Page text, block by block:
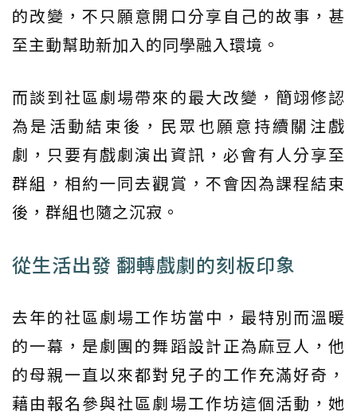
的改變，不只願意開口分享自己的故事，甚
至主動幫助新加入的同學融入環境。
而談到社區劇場帶來的最大改變，簡翊修認
為是活動結束後，民眾也願意持續關注戲
劇，只要有戲劇演出資訊，必會有人分享至
群組，相約一同去觀賞，不會因為課程結束
後，群組也隨之沉寂。
從生活出發 翻轉戲劇的刻板印象
去年的社區劇場工作坊當中，最特別而溫暖
的一幕，是劇團的舞蹈設計正為麻豆人，他
的母親一直以來都對兒子的工作充滿好奇，
藉由報名參與社區劇場工作坊這個活動，她